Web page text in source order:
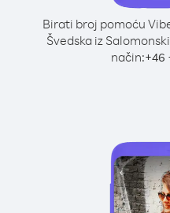
Birati broj pomoću
Švedska iz
način:+46